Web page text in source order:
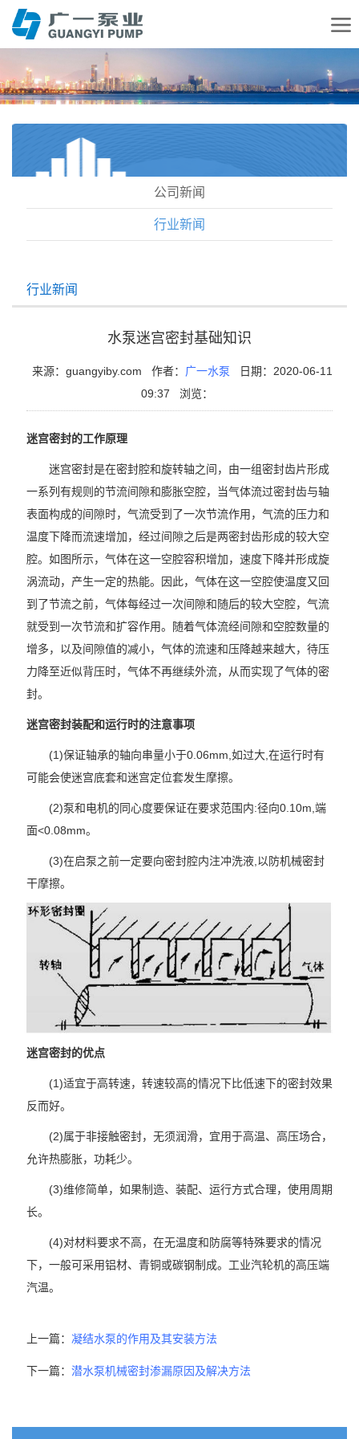
公司新闻
行业新闻
行业新闻
水泵迷宫密封基础知识
来源：guangyiby.com 作者： 广一水泵
日期：2020-06-11
09:37
浏览：
迷宫密封的工作原理
迷宫密封是在密封腔和旋转轴之间，由一组密封齿片形成
一系列有规则的节流间隙和膨胀空腔，当气体流过密封齿与轴
表面构成的间隙时，气流受到了一次节流作用，气流的压力和
温度下降而流速增加，经过间隙之后是两密封齿形成的较大空
腔。如图所示，气体在这一空腔容积增加，速度下降并形成旋
涡流动，产生一定的热能。因此，气体在这一空腔使温度又回
到了节流之前，气体每经过一次间隙和随后的较大空腔，气流
就受到一次节流和扩容作用。随着气体流经间隙和空腔数量的
增多，以及间隙值的减小，气体的流速和压降越来越大，待压
力降至近似背压时，气体不再继续外流，从而实现了气体的密
封。
迷宫密封装配和运行时的注意事项
(1)保证轴承的轴向串量小于0.06mm,如过大,在运行时有
可能会使迷宫底套和迷宫定位套发生摩擦。
(2)泵和电机的同心度要保证在要求范围内:径向0.10m,端
面<0.08mm。
(3)在启泵之前一定要向密封腔内注冲洗液,以防机械密封
干摩擦。
迷宫密封的优点
(1)适宜于高转速，转速较高的情况下比低速下的密封效果
反而好。
(2)属于非接触密封，无须润滑，宜用于高温、高压场合，
允许热膨胀，功耗少。
(3)维修简单，如果制造、装配、运行方式合理，使用周期
长。
(4)对材料要求不高，在无温度和防腐等特殊要求的情况
下，一般可采用铝材、青铜或碳钢制成。工业汽轮机的高压端
汽温。
上一篇： 凝结水泵的作用及其安装方法
下一篇： 潜水泵机械密封渗漏原因及解决方法